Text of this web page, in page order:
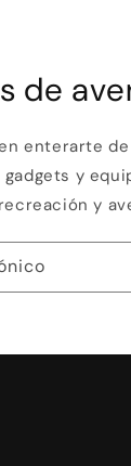
de
enterarte
y
y